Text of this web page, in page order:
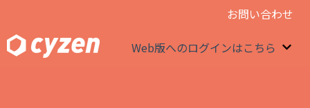
お問い合わせ
Web版へのログインはこちら